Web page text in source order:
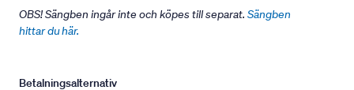
OBS! Sängben ingår inte och köpes till separat. Sängben
hittar du här.
Betalningsalternativ